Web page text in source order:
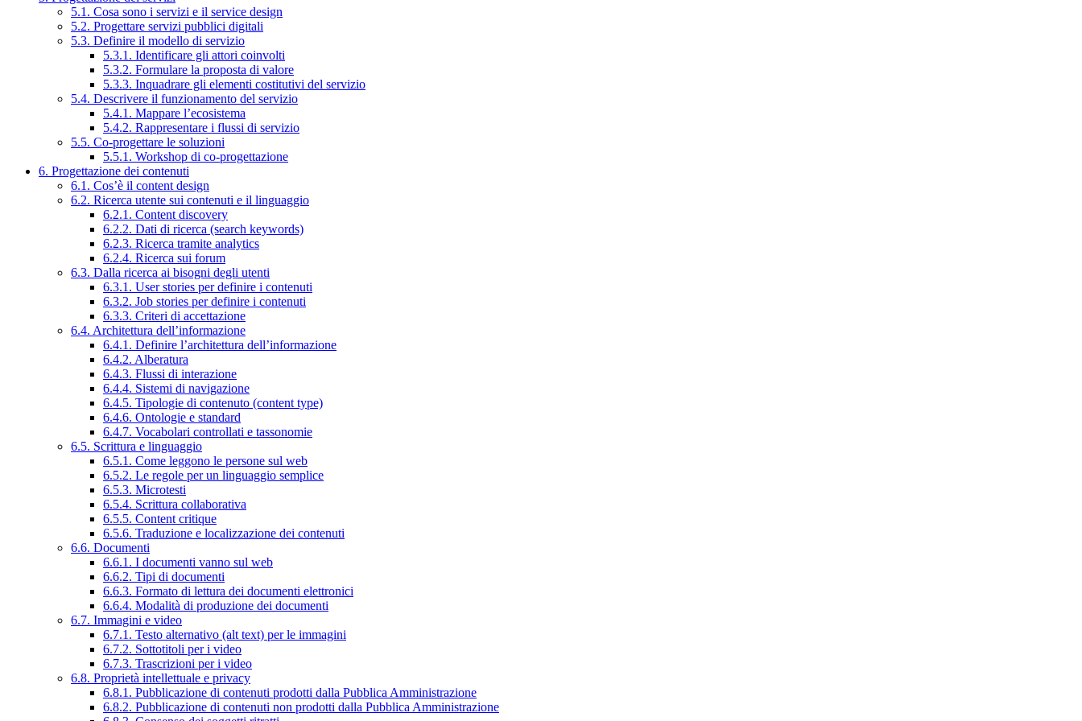
5.1. Cosa sono i servizi e il service design
5.2. Progettare servizi pubblici digitali
5.3. Definire il modello di servizio
5.3.1. Identificare gli attori coinvolti
5.3.2. Formulare la proposta di valore
5.3.3. Inquadrare gli elementi costitutivi del servizio
5.4. Descrivere il funzionamento del servizio
5.4.1. Mappare l’ecosistema
5.4.2. Rappresentare i flussi di servizio
5.5. Co-progettare le soluzioni
5.5.1. Workshop di co-progettazione
6. Progettazione dei contenuti
6.1. Cos’è il content design
6.2. Ricerca utente sui contenuti e il linguaggio
6.2.1. Content discovery
6.2.2. Dati di ricerca (search keywords)
6.2.3. Ricerca tramite analytics
6.2.4. Ricerca sui forum
6.3. Dalla ricerca ai bisogni degli utenti
6.3.1. User stories per definire i contenuti
6.3.2. Job stories per definire i contenuti
6.3.3. Criteri di accettazione
6.4. Architettura dell’informazione
6.4.1. Definire l’architettura dell’informazione
6.4.2. Alberatura
6.4.3. Flussi di interazione
6.4.4. Sistemi di navigazione
6.4.5. Tipologie di contenuto (content type)
6.4.6. Ontologie e standard
6.4.7. Vocabolari controllati e tassonomie
6.5. Scrittura e linguaggio
6.5.1. Come leggono le persone sul web
6.5.2. Le regole per un linguaggio semplice
6.5.3. Microtesti
6.5.4. Scrittura collaborativa
6.5.5. Content critique
6.5.6. Traduzione e localizzazione dei contenuti
6.6. Documenti
6.6.1. I documenti vanno sul web
6.6.2. Tipi di documenti
6.6.3. Formato di lettura dei documenti elettronici
6.6.4. Modalità di produzione dei documenti
6.7. Immagini e video
6.7.1. Testo alternativo (alt text) per le immagini
6.7.2. Sottotitoli per i video
6.7.3. Trascrizioni per i video
6.8. Proprietà intellettuale e privacy
6.8.1. Pubblicazione di contenuti prodotti dalla Pubblica Amministrazione
6.8.2. Pubblicazione di contenuti non prodotti dalla Pubblica Amministrazione